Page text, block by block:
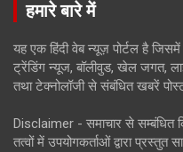
हमारे बारे में
यह एक हिंदी वेब न्यूज़ पोर्टल है
ट्रेंडिंग न्यूज, बॉलीवुड, खेल जगत,
तथा टेक्नोलॉजी से संबंधित खबरें
Disclaimer - समाचार से सम्बंधित
तत्वों में उपयोगकर्ताओं द्वारा प्रस्तुत